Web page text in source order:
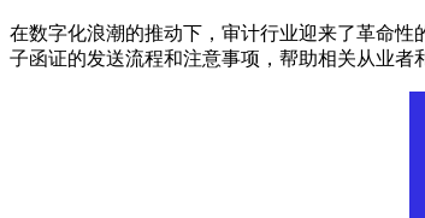
在数字化浪潮的推动下，审计行业迎来了革命
子函证的发送流程和注意事项，帮助相关从业者